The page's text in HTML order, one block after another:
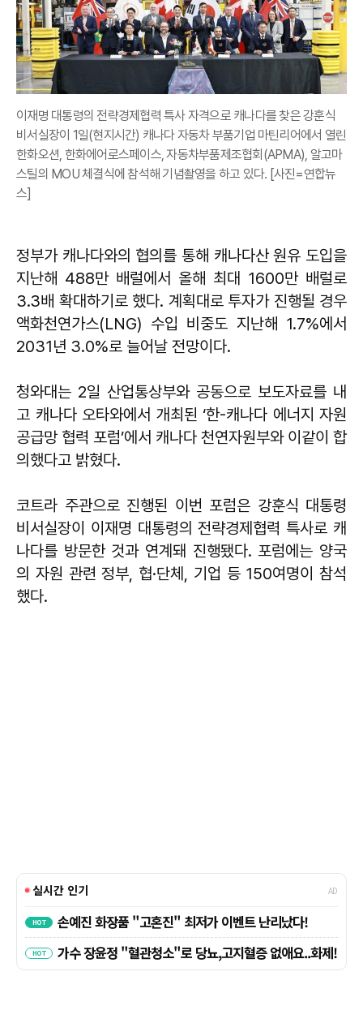
이재명 대통령의 전략경제협력 특사 자격으로 캐나다를 찾은 강훈식
비서실장이 1일(현지시간) 캐나다 자동차 부품기업 마틴리어에서 열린
한화오션, 한화에어로스페이스, 자동차부품제조협회(APMA), 알고마
스틸의 MOU 체결식에 참석해 기념촬영을 하고 있다. [사진=연합뉴
스]
정부가 캐나다와의 협의를 통해 캐나다산 원유 도입을
지난해 488만 배럴에서 올해 최대 1600만 배럴로
3.3배 확대하기로 했다. 계획대로 투자가 진행될 경우
액화천연가스(LNG) 수입 비중도 지난해 1.7%에서
2031년 3.0%로 늘어날 전망이다.
청와대는 2일 산업통상부와 공동으로 보도자료를 내
고 캐나다 오타와에서 개최된 ‘한-캐나다 에너지 자원
공급망 협력 포럼’에서 캐나다 천연자원부와 이같이 합
의했다고 밝혔다.
코트라 주관으로 진행된 이번 포럼은 강훈식 대통령
비서실장이 이재명 대통령의 전략경제협력 특사로 캐
나다를 방문한 것과 연계돼 진행됐다. 포럼에는 양국
의 자원 관련 정부, 협·단체, 기업 등 150여명이 참석
했다.